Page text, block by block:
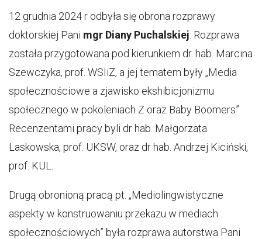
12 grudnia 2024 r odbyła się obrona rozprawy
doktorskiej Pani mgr Diany Puchalskiej . Rozprawa
została przygotowana pod kierunkiem dr. hab. Marcina
Szewczyka, prof. WSIiZ, a jej tematem były „Media
społecznościowe a zjawisko ekshibicjonizmu
społecznego w pokoleniach Z oraz Baby Boomers”.
Recenzentami pracy byli dr hab. Małgorzata
Laskowska, prof. UKSW, oraz dr hab. Andrzej Kiciński,
prof. KUL.
Drugą obronioną pracą pt. „Mediolingwistyczne
aspekty w konstruowaniu przekazu w mediach
społecznościowych” była rozprawa autorstwa Pani